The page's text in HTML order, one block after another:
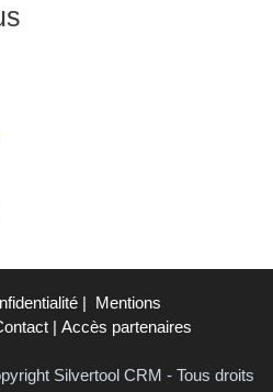
| Mentions
| Accès partenaires
Silvertool CRM - Tous droits